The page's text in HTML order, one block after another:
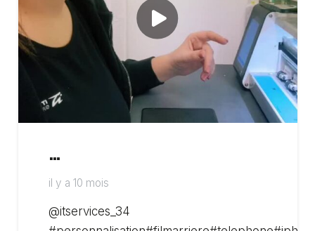
…
il y a 10 mois
@itservices_34